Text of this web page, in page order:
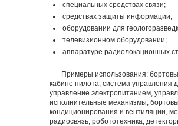
специальных средствах связи;
средствах защиты информации;
оборудовании для
телевизионном оборудовании;
аппаратуре радиолокационных
Примеры использования:
кабине пилота, система управления
управление электропитанием,
исполнительные механизмы,
кондиционирования и вентиляции,
радиосвязь, робототехника,